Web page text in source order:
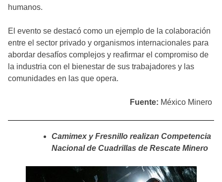
humanos.
El evento se destacó como un ejemplo de la colaboración
entre el sector privado y organismos internacionales para
abordar desafíos complejos y reafirmar el compromiso de
la industria con el bienestar de sus trabajadores y las
comunidades en las que opera.
Fuente: México Minero
Camimex y Fresnillo realizan Competencia
Nacional de Cuadrillas de Rescate Minero